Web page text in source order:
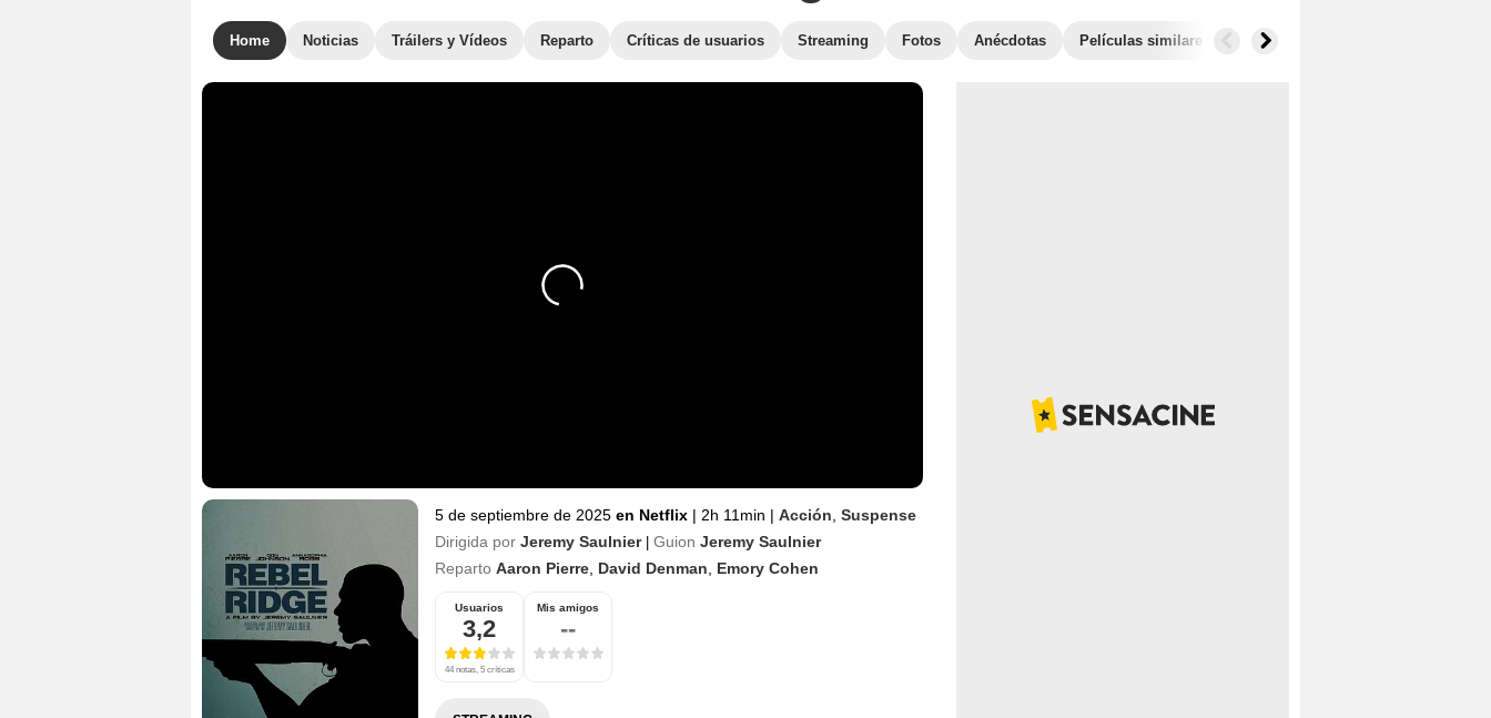
Home Noticias Tráilers y Vídeos Reparto Críticas de usuarios Streaming Fotos Anécdotas Películas similares
5 de septiembre de 2025 en Netflix | 2h 11min | Acción Suspense
Dirigida por Jeremy Saulnier | Guion Jeremy Saulnier
Reparto Aaron Pierre David Denman Emory Cohen
Usuarios
3,2
44 notas, 5 críticas
Mis amigos
--